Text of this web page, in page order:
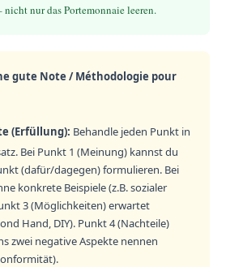
gute Note / Méthodologie pour
(Erfüllung): Behandle jeden Punkt in
Bei Punkt 1 (Meinung) kannst du
(dafür/dagegen) formulieren. Bei
konkrete Beispiele (z.B. sozialer
3 (Möglichkeiten) erwartet
Hand, DIY). Punkt 4 (Nachteile)
zwei negative Aspekte nennen